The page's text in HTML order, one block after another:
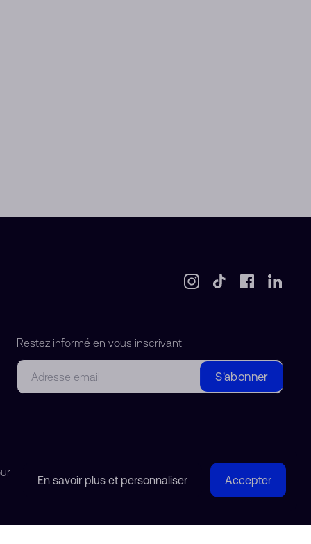
Restez informé en vous inscrivant
Courriel
S'abonner
© 2018-2026 Watchdreamer SA
Accepter
En savoir plus et personnaliser